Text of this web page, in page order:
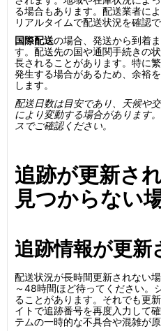
る場合もあります。配送業者に
リアルタイムで配送状況を確認で
国際配送の場合、発送から到着
す。配送先の国や通関手続きの
長されることがあります。特に
発生する場合があるため、余裕
します。
配送日数は目安であり、天候や
により変動する場合があります
スでご確認ください。
追跡が更新さ
見つからない
追跡情報が更新
配送状況が長時間更新されない
～48時間ほど待ってください。
ることがあります。それでも更
イトで追跡番号を再度入力して
テムの一時的な不具合や混雑が